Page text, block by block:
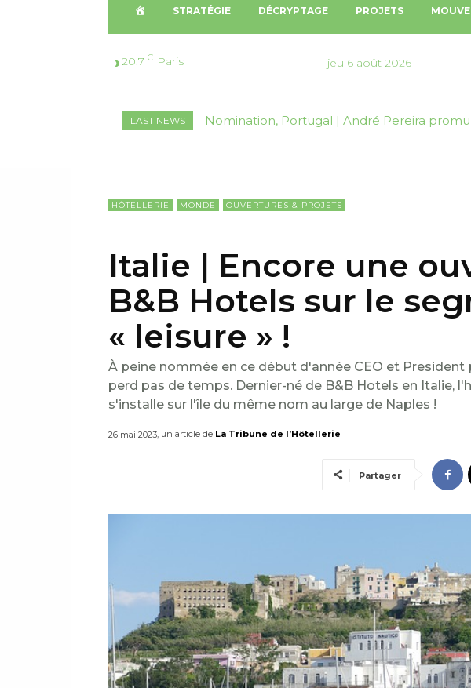
U
I
STRATÉGIE DÉCRYPTAGE PROJETS
20.7 C Paris jeu 6 août 2026
LAST NEWS
Nomination, Australie | Beau Waters
HÔTELLERIE MONDE OUVERTURES & PROJETS
Italie | Encore une
B&B Hotels sur le
« leisure » !
À peine nommée en ce début d'année CEO et
perd pas de temps. Dernier-né de B&B Hotels en Italie,
s'installe sur l'île du même nom au large de Naples !
26 mai 2023, un article de La Tribune de l’Hôtellerie
Partager